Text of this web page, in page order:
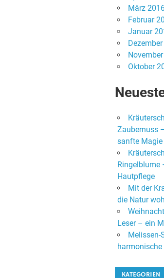
März
Februar
Januar
Oktober
Zaubernuss
sanfte
Ringelblume
Hautpflege
Mit der
die Natur
Leser – ein
Melissen-
KATEGORIEN